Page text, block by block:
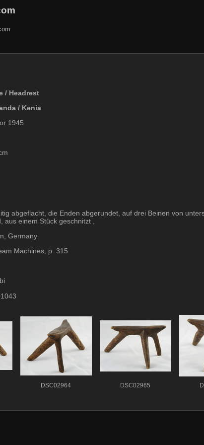
/ Headrest
/ Kenia
1945
abgeflacht, die Enden abgerundet, auf drei Beinen von
einem Stück geschnitzt ,
Germany
Machines, p. 315
DSC02964 DSC02965